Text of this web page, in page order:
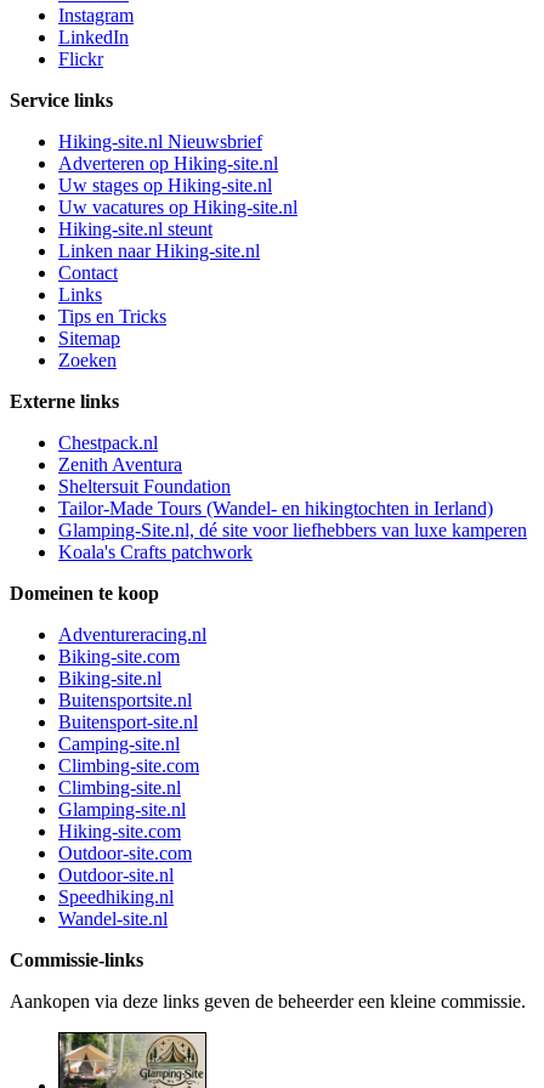
Instagram
LinkedIn
Flickr
Service links
Hiking-site.nl Nieuwsbrief
Adverteren op Hiking-site.nl
Uw stages op Hiking-site.nl
Uw vacatures op Hiking-site.nl
Hiking-site.nl steunt
Linken naar Hiking-site.nl
Contact
Links
Tips en Tricks
Sitemap
Zoeken
Externe links
Chestpack.nl
Zenith Aventura
Sheltersuit Foundation
Tailor-Made Tours (Wandel- en hikingtochten in Ierland)
Glamping-Site.nl, dé site voor liefhebbers van luxe kamperen
Koala's Crafts patchwork
Domeinen te koop
Adventureracing.nl
Biking-site.com
Biking-site.nl
Buitensportsite.nl
Buitensport-site.nl
Camping-site.nl
Climbing-site.com
Climbing-site.nl
Glamping-site.nl
Hiking-site.com
Outdoor-site.com
Outdoor-site.nl
Speedhiking.nl
Wandel-site.nl
Commissie-links
Aankopen via deze links geven de beheerder een kleine commissie.